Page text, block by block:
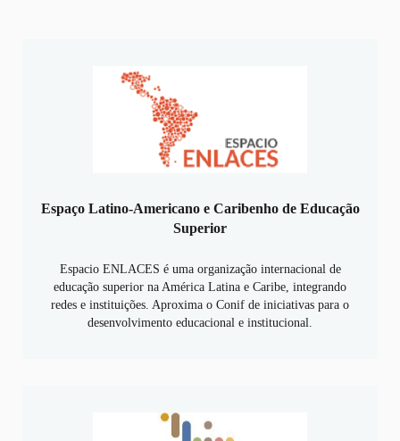
Espaço Latino-Americano e Caribenho de Educação
Superior
Espacio ENLACES é uma organização internacional de
educação superior na América Latina e Caribe, integrando
redes e instituições. Aproxima o Conif de iniciativas para o
desenvolvimento educacional e institucional.